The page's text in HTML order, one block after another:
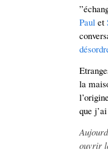
Paul et
la
que
ouvrir